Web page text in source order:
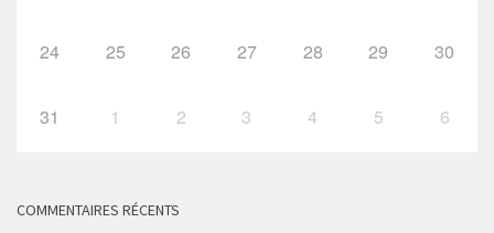
24 25 26 27 28 29 30
31 1 2 3 4 5 6
COMMENTAIRES RÉCENTS